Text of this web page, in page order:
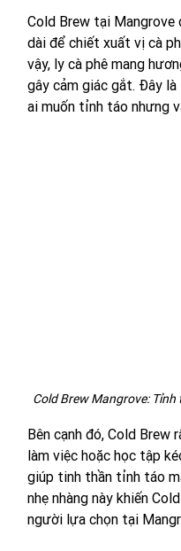
Cold Brew tại
dài để chiết xuất vị cà
vậy, ly cà phê mang
gây cảm giác gắt. Đây
ai muốn tỉnh táo nhưng
Cold Brew Mangrove:
Bên cạnh đó, Cold Brew
làm việc hoặc học tập
giúp tinh thần tỉnh táo
nhẹ nhàng này khiến
người lựa chọn tại